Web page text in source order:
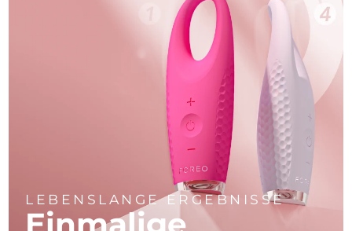
LEBENSLANGE ERGEBNISSE